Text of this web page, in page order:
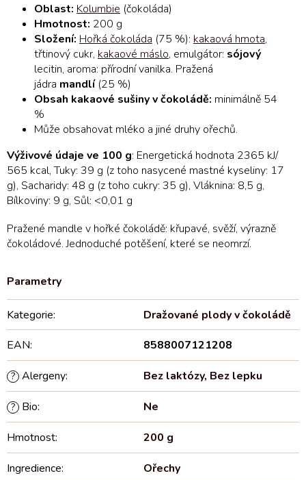
Oblast: Kolumbie (čokoláda)
Hmotnost: 200 g
Složení: Hořká čokoláda (75 %): kakaová hmota,
třtinový cukr, kakaové máslo, emulgátor: sójový
lecitin, aroma: přírodní vanilka. Pražená
jádra mandlí(25 %)
Obsah kakaové sušiny v čokoládě: minimálně 54
%
Může obsahovat mléko a jiné druhy ořechů.
Výživové údaje ve 100 g: Energetická hodnota 2365 kJ/
565 kcal, Tuky: 39 g (z toho nasycené mastné kyseliny: 17
g), Sacharidy: 48 g (z toho cukry: 35 g), Vláknina: 8,5 g,
Bílkoviny: 9 g, Sůl: <0,01 g
Pražené mandle v hořké čokoládě: křupavé, svěží, výrazně
čokoládové. Jednoduché potěšení, které se neomrzí.
Kategorie: Dražované plody v čokoládě
EAN: 8588007121208
? Alergeny: Bez laktózy, Bez lepku
? Bio: Ne
Hmotnost: 200 g
Ingredience: Ořechy